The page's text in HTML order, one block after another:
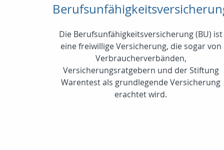
Die Berufsunfähigkeitsversicherung (BU) ist
eine freiwillige Versicherung, die sogar von
Verbraucherverbänden,
Versicherungsratgebern und der Stiftung
Warentest als grundlegende Versicherung
erachtet wird.